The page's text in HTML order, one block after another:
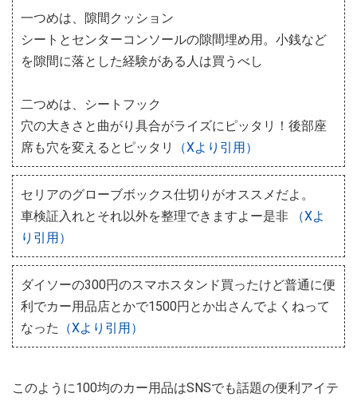
一つめは、隙間クッション
シートとセンターコンソールの隙間埋め用。小銭など
を隙間に落とした経験がある人は買うべし
二つめは、シートフック
穴の大きさと曲がり具合がライズにピッタリ！後部座
席も穴を変えるとピッタリ
（Xより引用）
セリアのグローブボックス仕切りがオススメだよ。
車検証入れとそれ以外を整理できますよー是非
（Xよ
り引用）
ダイソーの300円のスマホスタンド買ったけど普通に便
利でカー用品店とかで1500円とか出さんでよくねって
なった
（Xより引用）
このように100均のカー用品はSNSでも話題の便利アイテ